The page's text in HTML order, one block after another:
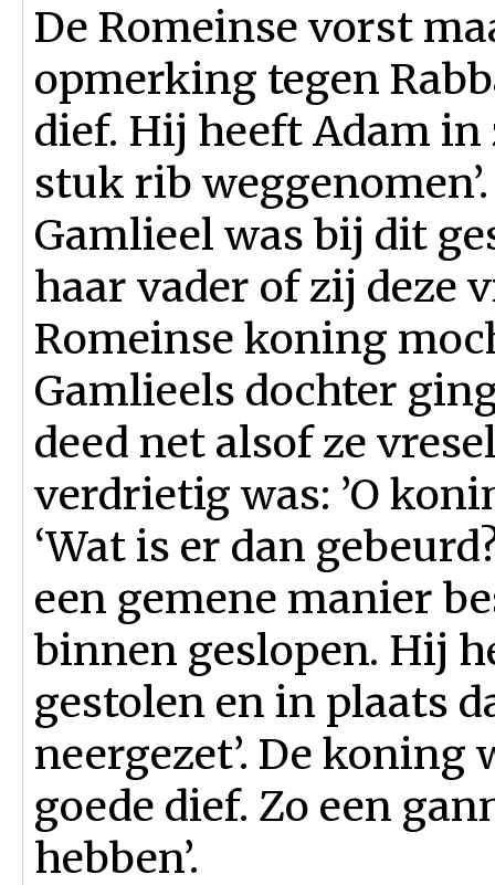
De Romeinse vorst
opmerking tegen
dief. Hij heeft Adam
stuk rib
Gamlieel was bij dit
haar vader of zij deze
Romeinse koning
Gamlieels dochter
deed net alsof ze
verdrietig was: ’O
‘Wat is er dan
een gemene manier
binnen geslopen. Hij
gestolen en in plaats
neergezet’. De koning
goede dief. Zo een
hebben’.